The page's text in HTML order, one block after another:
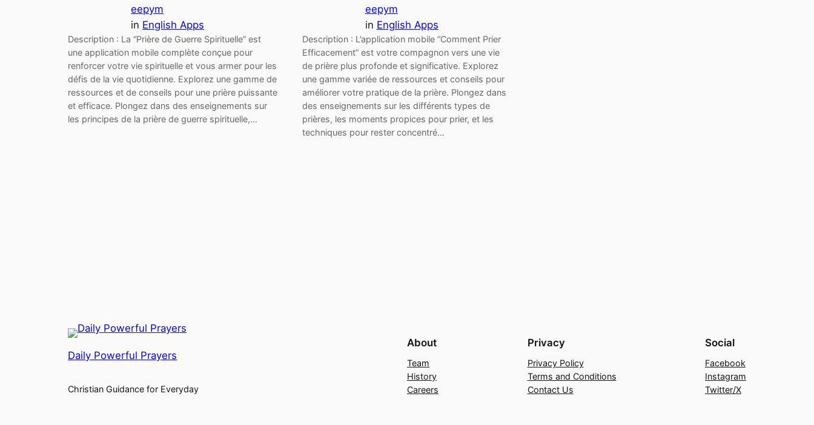
eepym
in English Apps
Description : La “Prière de Guerre Spirituelle” est
une application mobile complète conçue pour
renforcer votre vie spirituelle et vous armer pour les
défis de la vie quotidienne. Explorez une gamme de
ressources et de conseils pour une prière puissante
et efficace. Plongez dans des enseignements sur
les principes de la prière de guerre spirituelle,…
eepym
in English Apps
Description : L’application mobile “Comment Prier
Efficacement” est votre compagnon vers une vie
de prière plus profonde et significative. Explorez
une gamme variée de ressources et conseils pour
améliorer votre pratique de la prière. Plongez dans
des enseignements sur les différents types de
prières, les moments propices pour prier, et les
techniques pour rester concentré…
Daily Powerful Prayers
Christian Guidance for Everyday
About
Team
History
Careers
Privacy
Privacy Policy
Terms and Conditions
Contact Us
Social
Facebook
Instagram
Twitter/X